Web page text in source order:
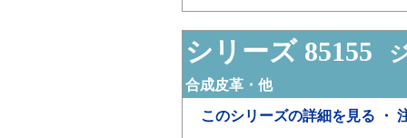
シリーズ 85155
合成皮革・他
このシリーズの詳細を見る ・